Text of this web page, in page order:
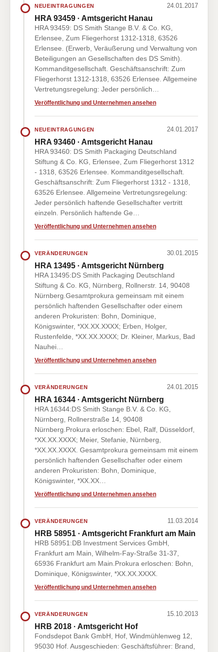
NEUEINTRAGUNGEN 24.01.2017
HRA 93459 · Amtsgericht Hanau
HRA 93459: DS Smith Stange B.V. & Co. KG,
Erlensee, Zum Fliegerhorst 1312-1318, 63526
Erlensee. (Erwerb, Veräußerung und Verwaltung von
Beteiligungen an Gesellschaften des DS Smith).
Kommanditgesellschaft. Geschäftsanschrift: Zum
Fliegerhorst 1312-1318, 63526 Erlensee. Allgemeine
Vertretungsregelung: Jeder persönlich…
Veröffentlichung und Unternehmen ansehen
NEUEINTRAGUNGEN 24.01.2017
HRA 93460 · Amtsgericht Hanau
HRA 93460: DS Smith Packaging Deutschland
Stiftung & Co. KG, Erlensee, Zum Fliegerhorst 1312
- 1318, 63526 Erlensee. Kommanditgesellschaft.
Geschäftsanschrift: Zum Fliegerhorst 1312 - 1318,
63526 Erlensee. Allgemeine Vertretungsregelung:
Jeder persönlich haftende Gesellschafter vertritt
einzeln. Persönlich haftende Ge…
Veröffentlichung und Unternehmen ansehen
VERÄNDERUNGEN 30.01.2015
HRA 13495 · Amtsgericht Nürnberg
HRA 13495:DS Smith Packaging Deutschland
Stiftung & Co. KG, Nürnberg, Rollnerstr. 14, 90408
Nürnberg.Gesamtprokura gemeinsam mit einem
persönlich haftenden Gesellschafter oder einem
anderen Prokuristen: Bohn, Dominique,
Königswinter, *XX.XX.XXXX; Erben, Holger,
Rustenfelde, *XX.XX.XXXX; Dr. Kleiner, Markus, Bad
Nauhei…
Veröffentlichung und Unternehmen ansehen
VERÄNDERUNGEN 24.01.2015
HRA 16344 · Amtsgericht Nürnberg
HRA 16344:DS Smith Stange B.V. & Co. KG,
Nürnberg, Rollnerstraße 14, 90408
Nürnberg.Prokura erloschen: Ebel, Ralf, Düsseldorf,
*XX.XX.XXXX; Meier, Stefanie, Nürnberg,
*XX.XX.XXXX. Gesamtprokura gemeinsam mit einem
persönlich haftenden Gesellschafter oder einem
anderen Prokuristen: Bohn, Dominique,
Königswinter, *XX.XX…
Veröffentlichung und Unternehmen ansehen
VERÄNDERUNGEN 11.03.2014
HRB 58951 · Amtsgericht Frankfurt am Main
HRB 58951:DB Investment Services GmbH,
Frankfurt am Main, Wilhelm-Fay-Straße 31-37,
65936 Frankfurt am Main.Prokura erloschen: Bohn,
Dominique, Königswinter, *XX.XX.XXXX.
Veröffentlichung und Unternehmen ansehen
VERÄNDERUNGEN 15.10.2013
HRB 2018 · Amtsgericht Hof
Fondsdepot Bank GmbH, Hof, Windmühlenweg 12,
95030 Hof. Ausgeschieden: Geschäftsführer: Brand,